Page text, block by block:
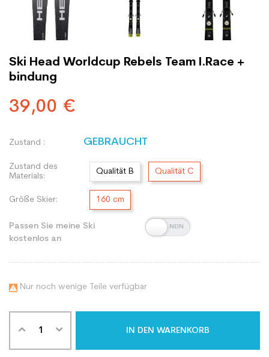
Ski Head Worldcup Rebels Team I.Race +
bindung
39,00 €
Zustand : GEBRAUCHT
Zustand des
Materials:
Qualität B Qualität C
Größe Skier: 160 cm
Passen Sie meine Ski
kostenlos an
 Nur noch wenige Teile verfügbar
IN DEN WARENKORB